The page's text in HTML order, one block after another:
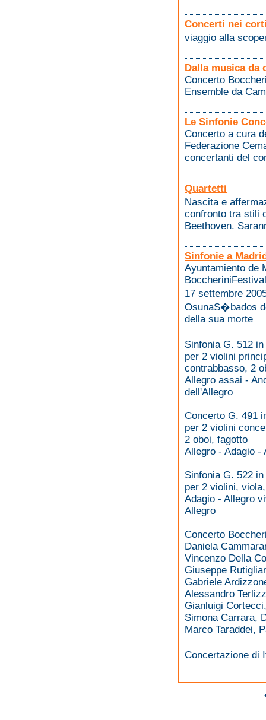
Concerti nei
viaggio alla
Dalla musica da
Concerto
Ensemble da
Le Sinfonie
Concerto a cura
Federazione
concertanti del
Quartetti
Nascita e
confronto tra stili
Beethoven.
Sinfonie a
Ayuntamiento de
17 settembre
OsunaS�bados
della sua morte
Sinfonia G. 512
per 2 violini
contrabbasso, 2
Allegro assai -
dell'Allegro
Concerto G. 491
per 2 violini
2 oboi, fagotto
Allegro - Adagio -
Sinfonia G. 522
per 2 violini,
Adagio - Allegro
Allegro
Concerto
Daniela
Vincenzo Della
Giuseppe
Gabriele
Alessandro
Gianluigi
Simona Carrara,
Marco Taraddei,
Concertazione di